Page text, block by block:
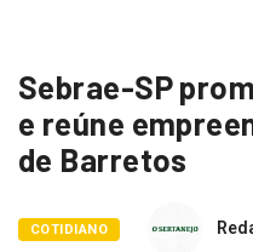
Sebrae-SP
e reúne
de Barretos
COTIDIANO